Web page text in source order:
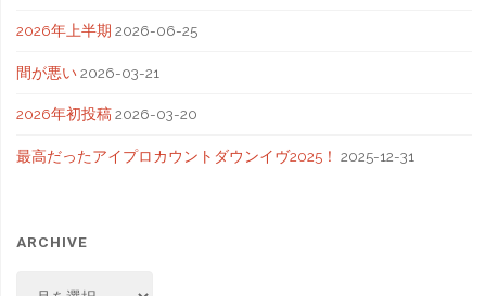
2026年上半期 2026-06-25
間が悪い 2026-03-21
2026年初投稿 2026-03-20
最高だったアイプロカウントダウンイヴ2025！ 2025-12-31
ARCHIVE